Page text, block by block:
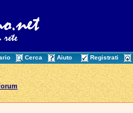
Cerca Aiuto Registrati